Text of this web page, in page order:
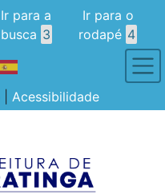
Ir para a
busca 3
Ir para o
rodapé 4
Acessibilidade